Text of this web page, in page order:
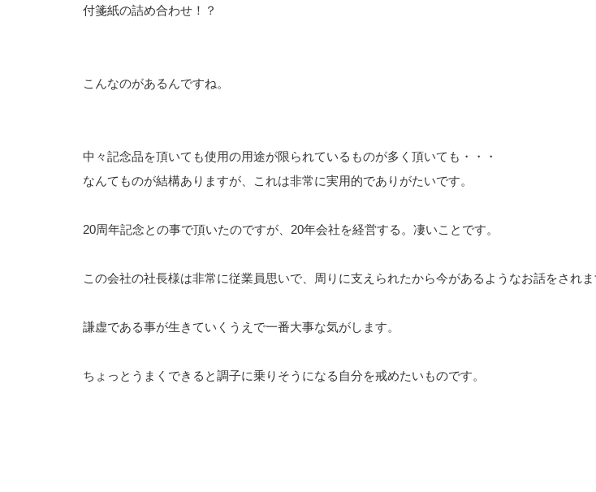
付箋紙の詰め合わせ！？
こんなのがあるんですね。
中々記念品を頂いても使用の用途が限られているものが多く頂いても・・・
なんてものが結構ありますが、これは非常に実用的でありがたいです。
20周年記念との事で頂いたのですが、20年会社を経営する。凄いことです。
この会社の社長様は非常に従業員思いで、周りに支えられたから今があるようなお話をされま
謙虚である事が生きていくうえで一番大事な気がします。
ちょっとうまくできると調子に乗りそうになる自分を戒めたいものです。